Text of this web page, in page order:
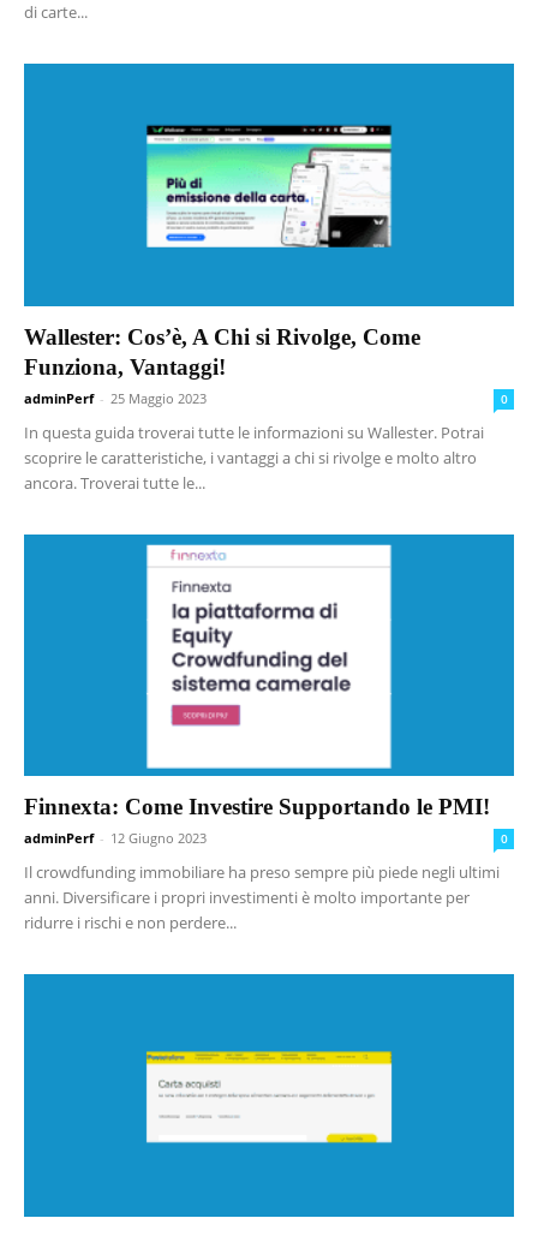
di carte...
Wallester: Cos’è, A Chi si Rivolge, Come
Funziona, Vantaggi!
adminPerf - 25 Maggio 2023 0
In questa guida troverai tutte le informazioni su Wallester. Potrai
scoprire le caratteristiche, i vantaggi a chi si rivolge e molto altro
ancora. Troverai tutte le...
Finnexta: Come Investire Supportando le PMI!
adminPerf - 12 Giugno 2023 0
Il crowdfunding immobiliare ha preso sempre più piede negli ultimi
anni. Diversificare i propri investimenti è molto importante per
ridurre i rischi e non perdere...